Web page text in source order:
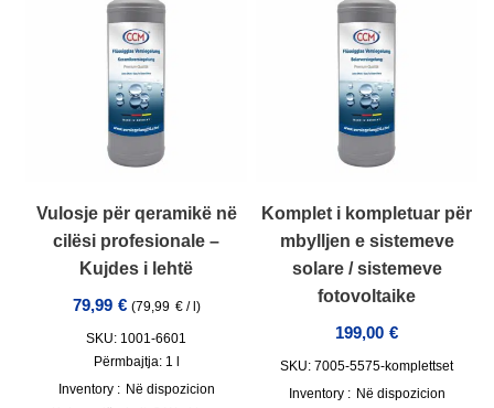
Vulosje për qeramikë në
cilësi profesionale –
Kujdes i lehtë
79,99 € (79,99 €/ )
SKU: 1001-6601
Përmbajtja: 1 l
Inventory : Në dispozicion
Komplet i kompletuar për
mbylljen e sistemeve
solare / sistemeve
fotovoltaike
199,00 €
SKU: 7005-5575-komplettset
Inventory : Në dispozicion